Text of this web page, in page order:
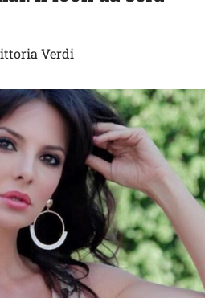
Verdi